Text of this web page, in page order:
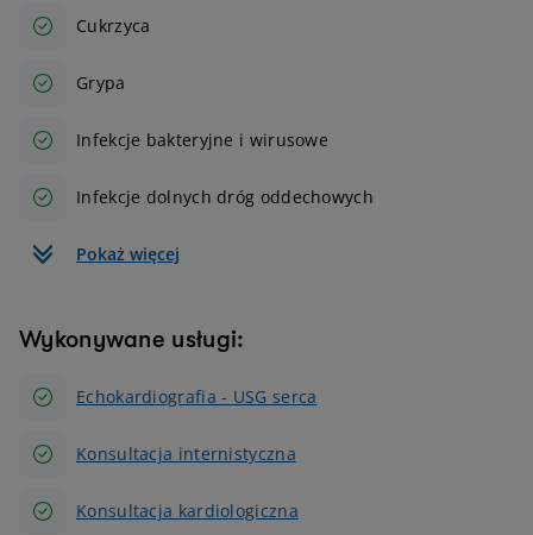
Cukrzyca
Grypa
Infekcje bakteryjne i wirusowe
Infekcje dolnych dróg oddechowych
Pokaż więcej
Wykonywane usługi:
Echokardiografia - USG serca
Konsultacja internistyczna
Konsultacja kardiologiczna